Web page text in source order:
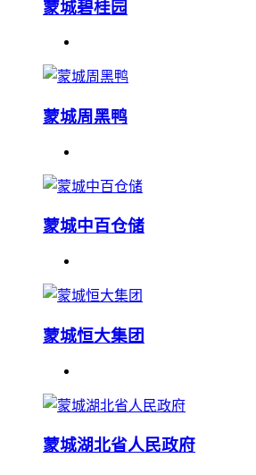
蒙城碧桂园
蒙城周黑鸭
蒙城中百仓储
蒙城恒大集团
蒙城湖北省人民政府